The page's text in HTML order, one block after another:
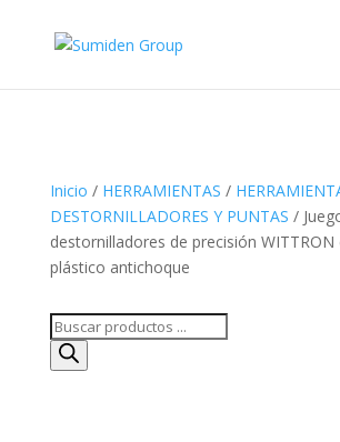
Inicio / HERRAMIENTAS /
DESTORNILLADORES Y PUNTAS /
destornilladores de precisión WITTRON
plástico antichoque
Búsqueda
de
productos